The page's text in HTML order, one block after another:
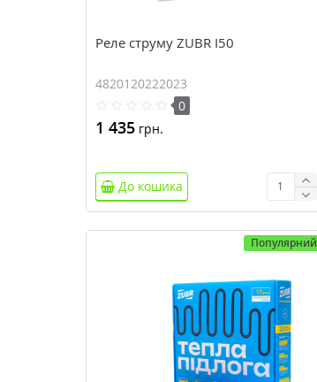
Реле струму ZUBR I50
4820120222023
0
1 435 грн.
До кошика
Популярний